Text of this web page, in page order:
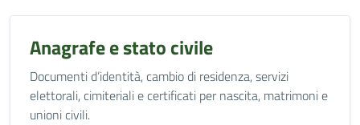
Anagrafe e stato civile
Documenti d’identità, cambio di residenza, servizi
elettorali, cimiteriali e certificati per nascita, matrimoni e
unioni civili.